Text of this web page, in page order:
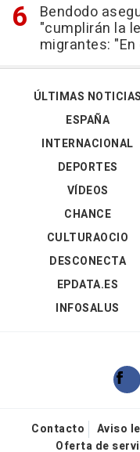
Bendodo
"cumplirán la
migrantes:
ÚLTIMAS NOTICIAS
ESPAÑA
INTERNACIONAL
DEPORTES
VÍDEOS
CHANCE
CULTURAOCIO
DESCONECTA
EPDATA.ES
INFOSALUS
Contacto Aviso
Oferta de